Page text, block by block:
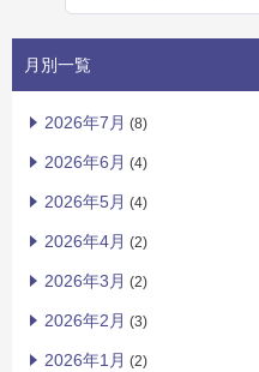
月別一覧
2026年7月 (8)
2026年6月 (4)
2026年5月 (4)
2026年4月 (2)
2026年3月 (2)
2026年2月 (3)
2026年1月 (2)